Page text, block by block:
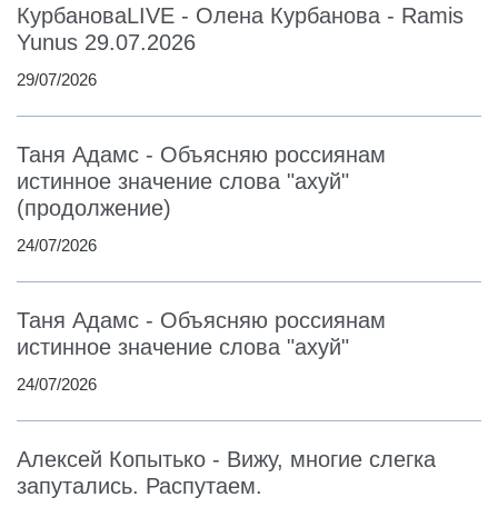
КурбановаLIVE - Олена Курбанова - Ramis
Yunus 29.07.2026
29/07/2026
Таня Адамс - Объясняю россиянам
истинное значение слова "ахуй"
(продолжение)
24/07/2026
Таня Адамс - Объясняю россиянам
истинное значение слова "ахуй"
24/07/2026
Алексей Копытько - Вижу, многие слегка
запутались. Распутаем.